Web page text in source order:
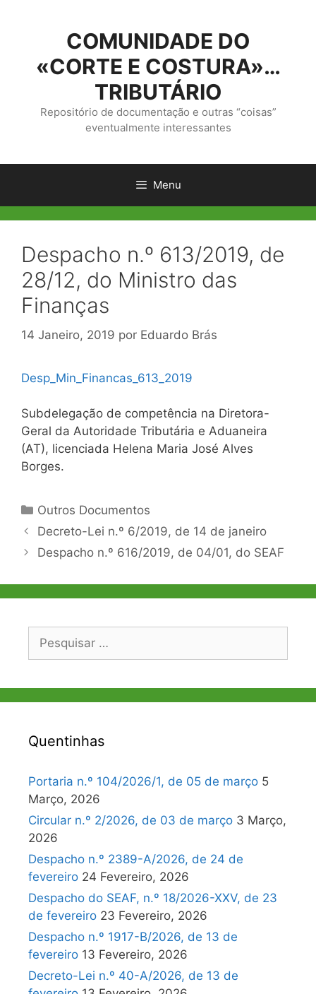
conteúdo
COMUNIDADE DO
«CORTE E COSTURA»…
TRIBUTÁRIO
Repositório de documentação e outras “coisas”
eventualmente interessantes
Menu
Despacho n.º 613/2019, de
28/12, do Ministro das
Finanças
14 Janeiro, 2019 por Eduardo Brás
Desp_Min_Financas_613_2019
Subdelegação de competência na Diretora-
Geral da Autoridade Tributária e Aduaneira
(AT), licenciada Helena Maria José Alves
Borges.
Categorias
Outros Documentos
Navegação
de
Decreto-Lei n.º 6/2019, de 14 de janeiro
Despacho n.º 616/2019, de 04/01, do SEAF
Pesquisar
Quentinhas
Portaria n.º 104/2026/1, de 05 de março 5
Março, 2026
Circular n.º 2/2026, de 03 de março 3 Março,
2026
Despacho n.º 2389-A/2026, de 24 de
fevereiro 24 Fevereiro, 2026
Despacho do SEAF, n.º 18/2026-XXV, de 23
de fevereiro 23 Fevereiro, 2026
Despacho n.º 1917-B/2026, de 13 de
fevereiro 13 Fevereiro, 2026
Decreto-Lei n.º 40-A/2026, de 13 de